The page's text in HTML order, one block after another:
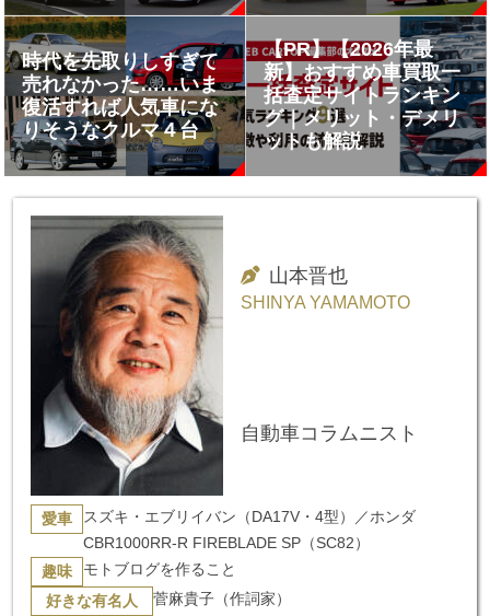
時代を先取りしすぎて
売れなかった……いま
復活すれば人気車にな
りそうなクルマ４台
【PR】【2026年最
新】おすすめ車買取一
括査定サイトランキン
グ｜メリット・デメリ
ットも解説
山本晋也
SHINYA YAMAMOTO
自動車コラムニスト
愛車
スズキ・エブリイバン（DA17V・4型）／ホンダ
CBR1000RR-R FIREBLADE SP（SC82）
趣味 モトブログを作ること
好きな有名人 菅麻貴子（作詞家）